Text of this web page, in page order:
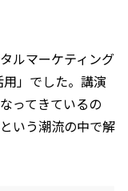
ルマーケティング
」でした。講演
ってきているの
いう潮流の中で解